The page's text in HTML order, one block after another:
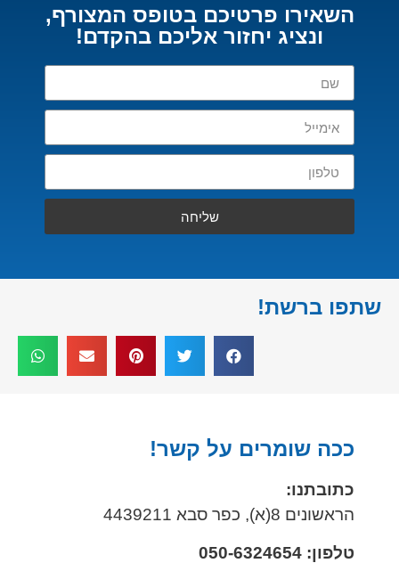
השאירו פרטיכם בטופס המצורף,
ונציג יחזור אליכם בהקדם!
שליחה
שתפו ברשת!
ככה שומרים על קשר!
כתובתנו:
הראשונים 8(א), כפר סבא 4439211
טלפון: 050-6324654